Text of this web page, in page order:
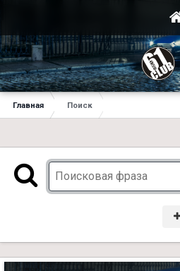
Главная Поиск